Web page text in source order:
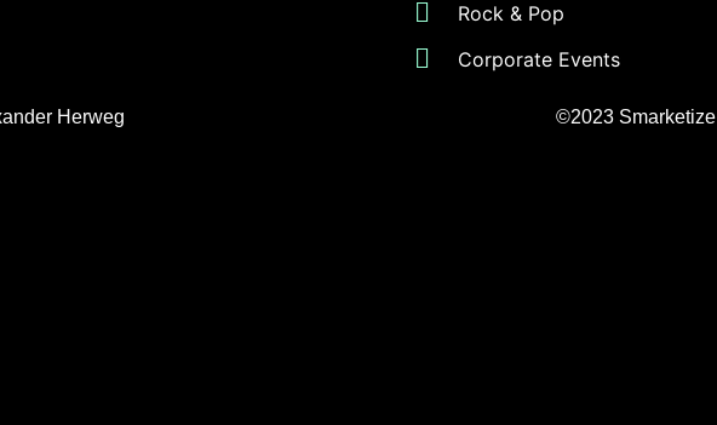
Rock & Pop
Corporate Events
Herweg ©2023 Smarketize